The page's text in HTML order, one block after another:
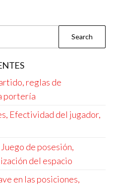
reglas de
portería
Efectividad del jugador,
de posesión,
del espacio
en las posiciones,